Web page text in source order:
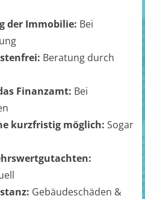
der Immobilie: Bei
Beratung durch
Finanzamt: Bei
kurzfristig möglich: Sogar
Gebäudeschäden &